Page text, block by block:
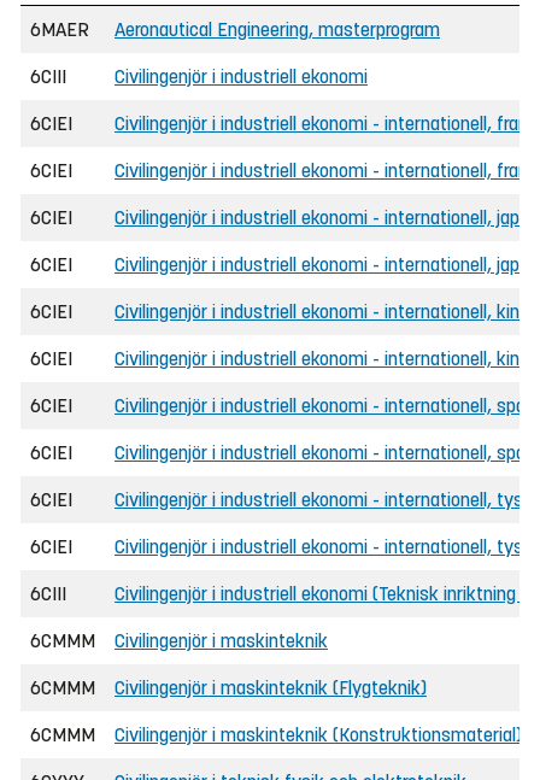
6MAER
Aeronautical Engineering, masterprogram
6CIII Civilingenjör i industriell ekonomi
6CIEI Civilingenjör i industriell ekonomi - internationell,
6CIEI Civilingenjör i industriell ekonomi - internationell,
6CIEI Civilingenjör i industriell ekonomi - internationell,
6CIEI Civilingenjör i industriell ekonomi - internationell,
6CIEI Civilingenjör i industriell ekonomi - internationell,
6CIEI Civilingenjör i industriell ekonomi - internationell,
6CIEI Civilingenjör i industriell ekonomi - internationell,
6CIEI Civilingenjör i industriell ekonomi - internationell,
6CIEI Civilingenjör i industriell ekonomi - internationell, tyska
6CIEI Civilingenjör i industriell ekonomi - internationell,
6CIII Civilingenjör i industriell ekonomi (Teknisk inriktning
6CMMM Civilingenjör i maskinteknik
6CMMM Civilingenjör i maskinteknik (Flygteknik)
6CMMM Civilingenjör i maskinteknik (Konstruktionsmaterial)